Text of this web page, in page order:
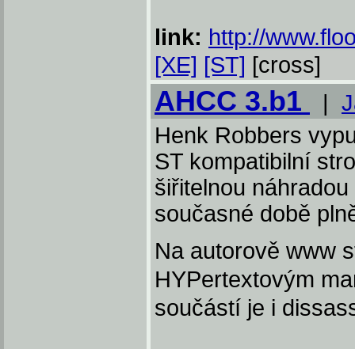
link: http://
[XE] [ST] [cross]
AHCC 3.b1 |
Henk Robbers
ST kompatibilní
šiřitelnou
současné době
Na autorově www
HYPertextovým
součástí je i